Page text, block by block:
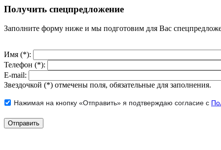
Получить спецпредложение
Заполните форму ниже и мы подготовим для Вас
Имя (*):
Телефон (*):
E-mail:
Звездочкой (*) отмечены поля, обязательные для заполнения.
Нажимая на кнопку «Отправить» я подтверждаю согласие с